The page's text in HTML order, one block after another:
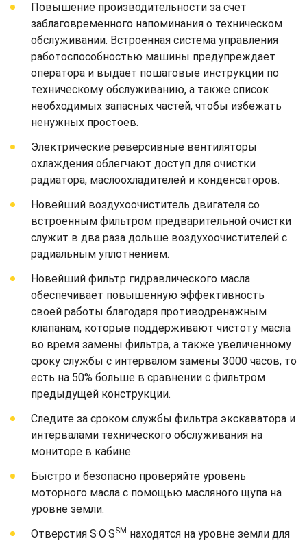
Повышение производительности за счет
заблаговременного напоминания о техническом
обслуживании. Встроенная система управления
работоспособностью машины предупреждает
оператора и выдает пошаговые инструкции по
техническому обслуживанию, а также список
необходимых запасных частей, чтобы избежать
ненужных простоев.
Электрические реверсивные вентиляторы
охлаждения облегчают доступ для очистки
радиатора, маслоохладителей и конденсаторов.
Новейший воздухоочиститель двигателя со
встроенным фильтром предварительной очистки
служит в два раза дольше воздухоочистителей с
радиальным уплотнением.
Новейший фильтр гидравлического масла
обеспечивает повышенную эффективность
своей работы благодаря противодренажным
клапанам, которые поддерживают чистоту масла
во время замены фильтра, а также увеличенному
сроку службы с интервалом замены 3000 часов, то
есть на 50% больше в сравнении с фильтром
предыдущей конструкции.
Следите за сроком службы фильтра экскаватора и
интервалами технического обслуживания на
мониторе в кабине.
Быстро и безопасно проверяйте уровень
моторного масла с помощью масляного щупа на
уровне земли.
Отверстия S·O·SSM находятся на уровне земли для